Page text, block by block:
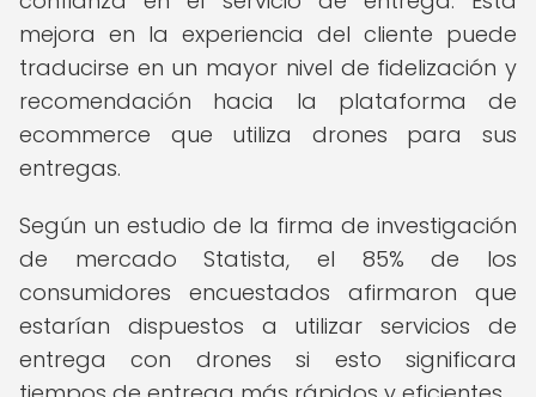
mejora en la experiencia del cliente puede
traducirse en un mayor nivel de fidelización y
recomendación hacia la plataforma de
ecommerce que utiliza drones para sus
entregas.
Según un estudio de la firma de investigación
de mercado Statista, el 85% de los
consumidores encuestados afirmaron que
estarían dispuestos a utilizar servicios de
entrega con drones si esto significara